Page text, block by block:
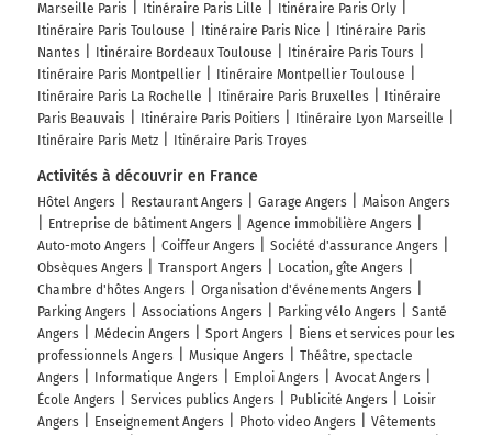
Marseille Paris
Itinéraire Paris Lille
Itinéraire Paris Orly
Itinéraire Paris Toulouse
Itinéraire Paris Nice
Itinéraire Paris
Nantes
Itinéraire Bordeaux Toulouse
Itinéraire Paris Tours
Itinéraire Paris Montpellier
Itinéraire Montpellier Toulouse
Itinéraire Paris La Rochelle
Itinéraire Paris Bruxelles
Itinéraire
Paris Beauvais
Itinéraire Paris Poitiers
Itinéraire Lyon Marseille
Itinéraire Paris Metz
Itinéraire Paris Troyes
Activités à découvrir en France
Hôtel Angers Restaurant Angers Garage Angers
Maison Angers
Entreprise de bâtiment Angers
Agence immobilière Angers
Auto-moto Angers
Coiffeur Angers
Société d'assurance Angers
Obsèques Angers
Transport Angers
Location, gîte Angers
Chambre d'hôtes Angers
Organisation d'événements Angers
Parking Angers
Associations Angers Parking vélo Angers
Santé
Angers
Médecin Angers Sport Angers
Biens et services pour les
professionnels Angers
Musique Angers
Théâtre, spectacle
Angers
Informatique Angers Emploi Angers
Avocat Angers
École Angers
Services publics Angers Publicité Angers
Loisir
Angers
Enseignement Angers Photo video Angers
Vêtements